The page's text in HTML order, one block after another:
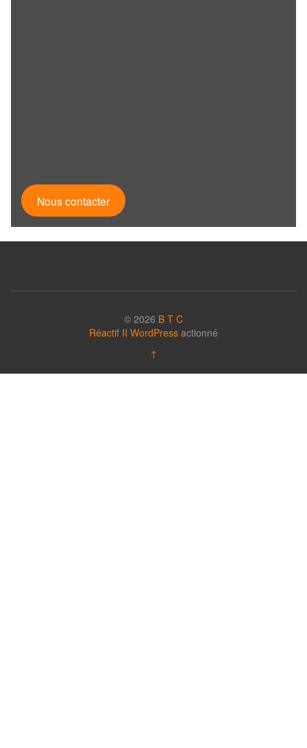
Nous contacter
© 2026 B T C
Réactif II WordPress actionné
↑